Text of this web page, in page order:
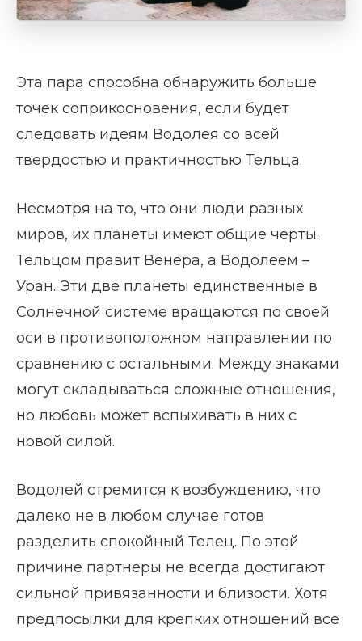
Эта пара способна обнаружить больше
точек соприкосновения, если будет
следовать идеям Водолея со всей
твердостью и практичностью Тельца.
Несмотря на то, что они люди разных
миров, их планеты имеют общие черты.
Тельцом правит Венера, а Водолеем –
Уран. Эти две планеты единственные в
Солнечной системе вращаются по своей
оси в противоположном направлении по
сравнению с остальными. Между знаками
могут складываться сложные отношения,
но любовь может вспыхивать в них с
новой силой.
Водолей стремится к возбуждению, что
далеко не в любом случае готов
разделить спокойный Телец. По этой
причине партнеры не всегда достигают
сильной привязанности и близости. Хотя
предпосылки для крепких отношений все